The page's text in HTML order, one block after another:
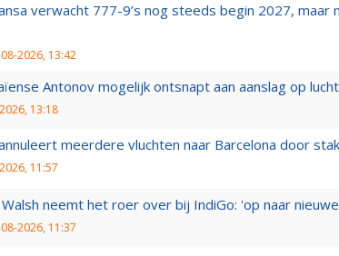
verwacht 777-9’s nog steeds begin 2027, maar
2026, 13:42
Antonov mogelijk ontsnapt aan aanslag op
13:18
meerdere vluchten naar Barcelona door
11:57
Walsh neemt het roer over bij IndiGo: 'op naar
2026, 11:37